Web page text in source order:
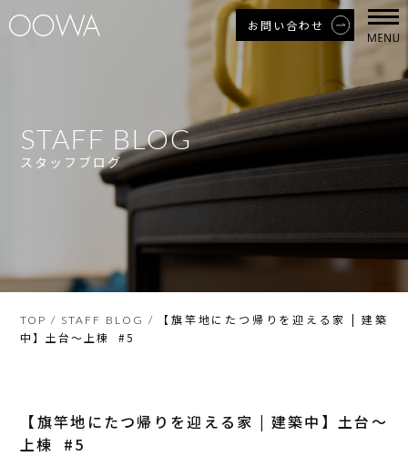
お問い合わせ
STAFF BLOG
スタッフブログ
TOP / STAFF BLOG /
【旗竿地にたつ帰りを迎える家 | 建築
中】土台〜上棟 #5
【旗竿地にたつ帰りを迎える家 | 建築中】土台〜
上棟 #5